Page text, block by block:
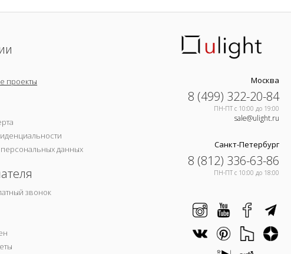
проекты
данных
звонок
Москва
8 (499) 322-20-84
ПН-ПТ c 10:00 до 19:00
sale@ulight.ru
Санкт-Петербург
8 (812) 336-63-86
ПН-ПТ c 10:00 до 18:00